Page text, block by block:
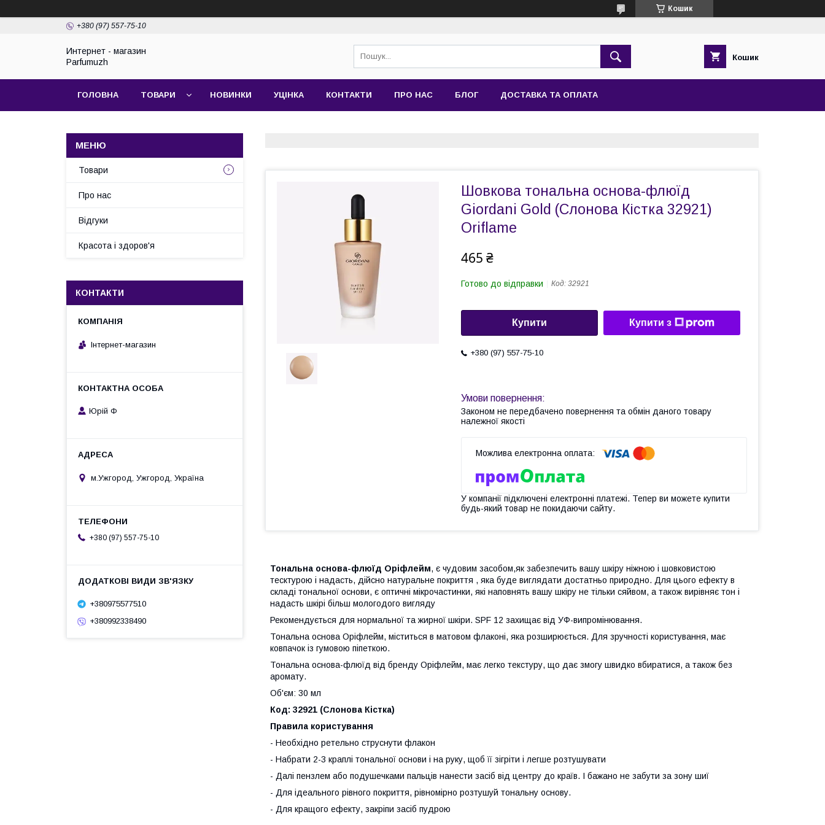
Кошик
+380 (97) 557-75-10
Интернет - магазин
Parfumuzh
Кошик
ГОЛОВНА ТОВАРИ НОВИНКИ УЦІНКА КОНТАКТИ ПРО НАС БЛОГ ДОСТАВКА ТА ОПЛАТА
Шовкова тональна основа-флюїд
Giordani Gold (Слонова Кістка 32921)
Oriflame
465 ₴
Готово до відправки Код: 32921
Купити Купити з
+380 (97) 557-75-10
Законом не передбачено повернення та обмін даного товару
належної якості
У компанії підключені електронні платежі. Тепер ви можете купити
будь-який товар не покидаючи сайту.
Тональна основа-флюїд Оріфлейм, є чудовим засобом,як забезпечить вашу шкіру ніжною і шовковистою
тесктурою і надасть, дійсно натуральне покриття , яка буде виглядати достатньо природно. Для цього ефекту в
складі тональної основи, є оптичні мікрочастинки, які наповнять вашу шкіру не тільки сяйвом, а також вирівняє тон і
надасть шкірі більш мологодого вигляду
Рекомендується для нормальної та жирної шкіри. SPF 12 захищає від УФ-випромінювання.
Тональна основа Оріфлейм, міститься в матовом флаконі, яка розширюється. Для зручності користування, має
ковпачок із гумовою піпеткою.
Тональна основа-флюїд від бренду Оріфлейм, має легко текстуру, що дає змогу швидко вбиратися, а також без
аромату.
Об'єм: 30 мл
Код: 32921 (Слонова Кістка)
Правила користування
- Необхідно ретельно струснути флакон
- Набрати 2-3 краплі тональної основи і на руку, щоб її зігріти і легше розтушувати
- Далі пензлем або подушечками пальців нанести засіб від центру до країв. І бажано не забути за зону шиї
- Для ідеального рівного покриття, рівномірно розтушуй тональну основу.
- Для кращого ефекту, закріпи засіб пудрою
Товари
Про нас
Відгуки
Красота і здоров'я
КОНТАКТИ
Інтернет-магазин
Юрій Ф
м.Ужгород, Ужгород, Україна
+380 (97) 557-75-10
+380975577510
+380992338490